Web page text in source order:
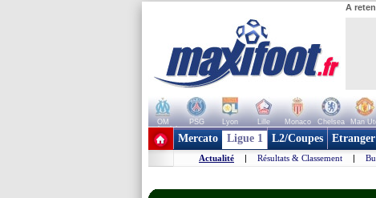
A
OM PSG Lyon Lille Monaco Chelsea Man
+ de clubs
Mercato Ligue 1 L2/Coupes Etranger
Actualité | Résultats & Classement |